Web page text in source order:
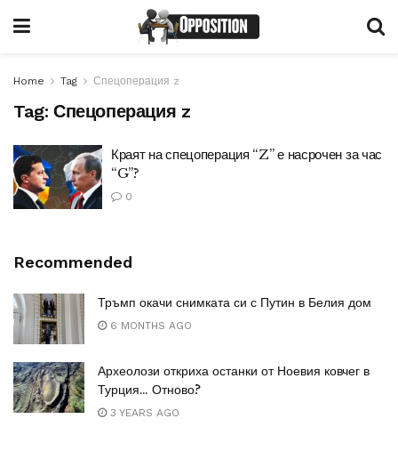
Home Tag Спецоперация z
Tag: Спецоперация z
Краят на спецоперация “Z” е насрочен за час
“G”?
0
Recommended
Тръмп окачи снимката си с Путин в Белия дом
6 MONTHS AGO
Археолози откриха останки от Ноевия ковчег в
Турция… Отново?
3 YEARS AGO